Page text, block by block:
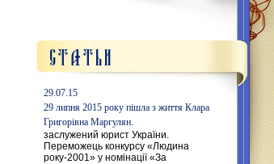
29.07.15
29 липня 2015 року пішла з життя Клара
Григорівна Маргулян.
заслужений юрист України.
Переможець конкурсу «Людина
року-2001» у номінації «За